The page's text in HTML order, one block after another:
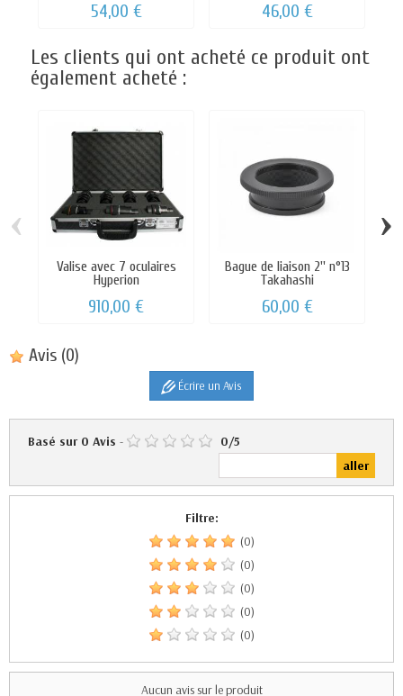
54,00 € 46,00 €
Les clients qui ont acheté ce produit ont
également acheté :
Valise avec 7 oculaires
Hyperion
910,00 €
Bague de liaison 2'' n°13
Takahashi
60,00 €
‹ ›
Avis (0)
Écrire un Avis
Basé sur 0 Avis - 0/5
Filtre:
(0)
(0)
(0)
(0)
(0)
Aucun avis sur le produit